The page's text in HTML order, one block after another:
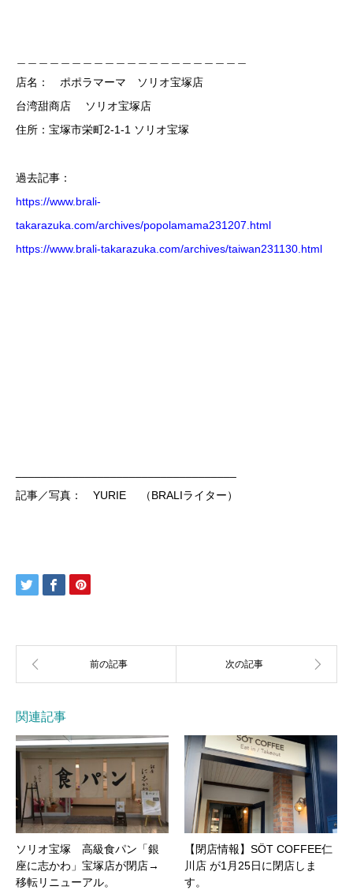
店名： ポポラマーマ ソリオ宝塚店
台湾甜商店 ソリオ宝塚店
住所：宝塚市栄町2-1-1 ソリオ宝塚
過去記事：
https://www.brali-
takarazuka.com/archives/popolamama231207.html
https://www.brali-takarazuka.com/archives/taiwan231130.html
記事／写真： YURIE （BRALIライター）
関連記事
ソリオ宝塚 高級食パン「銀
座に志かわ」宝塚店が閉店→
移転リニューアル。
【閉店情報】SÖT COFFEE仁
川店 が1月25日に閉店しま
す。